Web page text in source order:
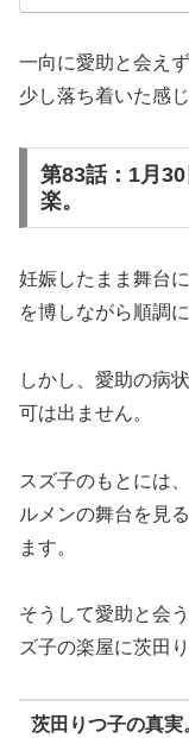
一向に愛助と会え
少し落ち着いた感じ
第83話：1月
楽。
妊娠したまま舞台
を博しながら順調
しかし、愛助の病
可は出ません。
スズ子のもとには
ルメンの舞台を見
ます。
そうして愛助と会
ズ子の楽屋に茨田
茨田りつ子の真実